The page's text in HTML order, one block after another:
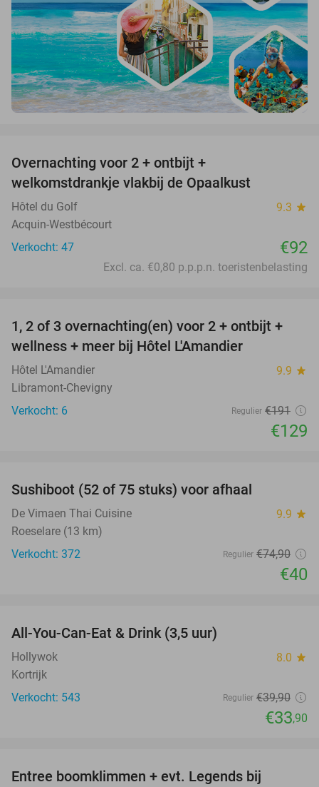
Overnachting voor 2 + ontbijt +
welkomstdrankje vlakbij de Opaalkust
Hôtel du Golf 9.3 star
Acquin-Westbécourt
Verkocht: 47
€92
Excl. ca. €0,80 p.p.p.n. toeristenbelasting
32%
TODAY
1, 2 of 3 overnachting(en) voor 2 + ontbijt +
wellness + meer bij Hôtel L'Amandier
Hôtel L'Amandier 9.9 star
Libramont-Chevigny
Verkocht: 6
Regulier €191
€129
Sushiboot (52 of 75 stuks) voor afhaal
De Vimaen Thai Cuisine 9.9 star
Roeselare (13 km)
Verkocht: 372
Regulier €74,90
€40
All-You-Can-Eat & Drink (3,5 uur)
Hollywok 8.0 star
Kortrijk
Verkocht: 543
Regulier €39,90
€33,90
Entree boomklimmen + evt. Legends bij